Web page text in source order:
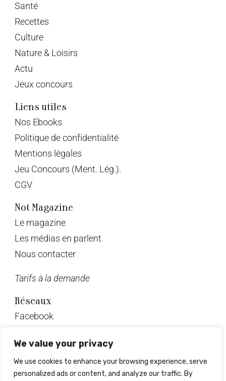
We value your privacy
We use cookies to enhance your browsing experience, serve
personalized ads or content, and analyze our traffic. By
Santé
Recettes
Culture
Nature & Loisirs
Actu
Jeux concours
Liens utiles
Nos Ebooks
Politique de confidentialité
Mentions légales
Jeu Concours (Ment. Lég.).
CGV
Not Magazine
Le magazine
Les médias en parlent
Nous contacter
Tarifs à la demande
Réseaux
Facebook
Instagram
Pinterest